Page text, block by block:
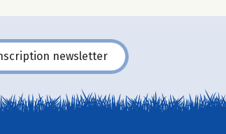
newsletter